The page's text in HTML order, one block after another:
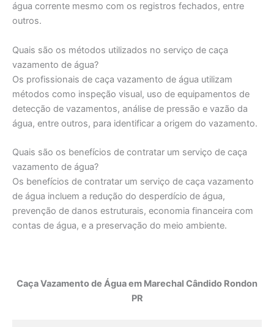
água corrente mesmo com os registros fechados, entre
outros.
Quais são os métodos utilizados no serviço de caça
vazamento de água?
Os profissionais de caça vazamento de água utilizam
métodos como inspeção visual, uso de equipamentos de
detecção de vazamentos, análise de pressão e vazão da
água, entre outros, para identificar a origem do vazamento.
Quais são os benefícios de contratar um serviço de caça
vazamento de água?
Os benefícios de contratar um serviço de caça vazamento
de água incluem a redução do desperdício de água,
prevenção de danos estruturais, economia financeira com
contas de água, e a preservação do meio ambiente.
Caça Vazamento de Água em Marechal Cândido Rondon
PR